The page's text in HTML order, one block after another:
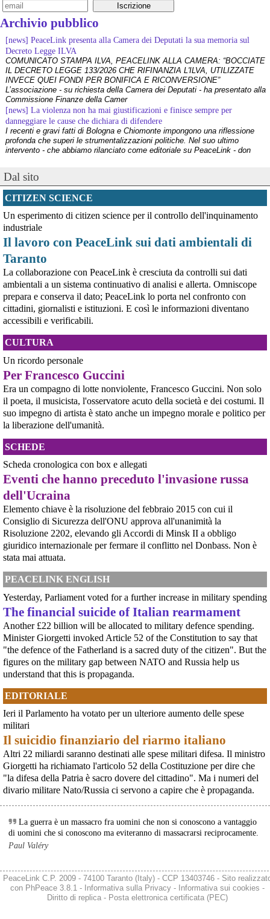
Archivio pubblico
[news] PeaceLink presenta alla Camera dei Deputati la sua memoria sul
Decreto Legge ILVA
COMUNICATO STAMPA ILVA, PEACELINK ALLA CAMERA: “BOCCIATE
IL DECRETO LEGGE 133/2026 CHE RIFINANZIA L'ILVA, UTILIZZATE
INVECE QUEI FONDI PER BONIFICA E RICONVERSIONE”
L’associazione - su richiesta della Camera dei Deputati - ha presentato alla
Commissione Finanze della Camer
[news] La violenza non ha mai giustificazioni e finisce sempre per
danneggiare le cause che dichiara di difendere
I recenti e gravi fatti di Bologna e Chiomonte impongono una riflessione
profonda che superi le strumentalizzazioni politiche. Nel suo ultimo
intervento - che abbiamo rilanciato come editoriale su PeaceLink - don
PeaceLink: “Una vittoria storica dei cittadini, ora la salute viene prima”
L’associazione PeaceLink esprime il proprio pieno sostegno e la più sentita
gratitudine al gruppo di cittadini e all'associazione Genitori Tarantini che
[news] Victor Jara, catturato l’ultimo dei suoi aguzzini
Víctor Jara, il cantautore dei poveri che sfidò la dittatura cilena con la sua
chitarra A cinquant'anni dal golpe che insanguinò il Cile, la storia di Víctor
Jara continua a risuonare come un inno alla dignità e alla resistenza. La
sua voce, spezzata dalle mani dei carn
[news] La "Breve storia del pacifismo italiano" è stata arricchita con undici
schede introduttive storico-culturali dei vari periodi, dal primo Novecento a
Siamo felici di annunciarvi un aggiornamento per la nostra "Breve storia del
pacifismo italiano". Il percorso di ricerca e divulgazione si arricchisce oggi
di un nuovo strumento: abbiamo integrato nel testo undici schede
[news] Ucraina, minacce alla redazione di Babel che ha indagato sulle torture
nel Reggimento Skelya
La giornalista Kateryna Lykhohliad, la direttrice Kateryna Kobernyk e l'intera
redazione di Babel hanno ricevuto gravi minacce dirette a seguito della
pubblicazione dell'inchiesta shock sul 425º Reggimento d'Assalto "Skelya".
https://babel.ua/en/texts/127938-the-skelya-assault-re
[News] Violenza sessuale in Sudan per traumatizzare la popolazione civile: il
rapporto pubblicato oggi dall'ONU
Rapporto ONU documenta l'uso diffuso e brutale della violenza sessuale in
delle Nazioni Unite pubblicato martedì mette a nudo la brutalità e l'entità
della violenza sessuale legata al confl
[News] Accordo di cooperazione militare fra l'Italia e gli Emirati Arabi
Uniti. Ecco i nomi dei senatori che non hanno citato il genocidio del Sudan,
in cui sono coinvolti gli Emirati Arabi Uniti
E' stato approvato - prima con il voto della Camera e poi con quello del
Senato - l'accordo di cooperazione militare fra l'Italia e gli Emirati Arabi
Uniti, il cui coinvolgimento nel genocidio del Sudan è oggetto di indagine da
parte dell'ONU (vedere appendice).Ciò che emer
[News] Caccia di sesta generazione GCAP, c'è una finestra di opportunità per
fermarlo
Ecco le scadenze e i punti deboli del programma militare GCAPA pochi
giorni da una scadenza cruciale per il programma GCAP (Global Combat Air
Programme), il costosissimo caccia di sesta generazione promosso da
Italia, Regno Unito e Giappone, si apre una finestra di opportunità per il
movimento
[News] Armi nucleari ad Aviano, cosa ha deciso oggi il GIP
Il Giudice per le Indagini Preliminari del Tribunale di Pordenone ha deciso di
riservarsi sulla richiesta di opposizione all’archiviazione presentata da un
gruppo di cittadini e associazioni riguardo alla presenza di armi nucleari
statunitensi nella base USAF di Aviano. L’attesa decisi
[News] Parte in Finlandia la manifestazione contro il riarmo europeo
Helsinki, mobilitazione contro il riarmo europeo: “Welfare, not warfare”Anche
in Finlandia, oggi 14 giugno 2026, cittadini e organizzazioni pacifiste stanno
scendendo in piazza contro il riarmo, in collegamento con le proteste in
tutta Europa (Madrid, Bruxelles e altre città)
[News] Oggi in Spagna mobilitazione contro il riarmo, in questi minuti sta
per partire a Bruxelles la marcia pacifista europea di No Rearm Europe
Oggi in Spagna mobilitazione contro il riarmo e il militarismoSi è svolta
Internazionalista di Madrid con il titolo "Contro il riarmo e la guerra
imperialista". I partecipanti si sono radunati in Plaza de Atoc
[news] La strage di Bologna, i suoi mandati e la cerniera con la NATO
A quarantasei anni dalla strage che il 2 agosto 1980 insanguinò la stazione
di Bologna, PeaceLink torna a ricordare le 85 vittime e gli oltre 200 feriti di
quel sabato mattina. Lo fa con un nuovo editoriale dal titolo "Strage di
Dal sito
CITIZEN SCIENCE
Un esperimento di citizen science per il controllo dell'inquinamento
industriale
Il lavoro con PeaceLink sui dati ambientali di
Taranto
La collaborazione con PeaceLink è cresciuta da controlli sui dati
ambientali a un sistema continuativo di analisi e allerta. Omniscope
prepara e conserva il dato; PeaceLink lo porta nel confronto con
cittadini, giornalisti e istituzioni. E così le informazioni diventano
accessibili e verificabili.
CULTURA
Un ricordo personale
Per Francesco Guccini
Era un compagno di lotte nonviolente, Francesco Guccini. Non solo
il poeta, il musicista, l'osservatore acuto della società e dei costumi. Il
suo impegno di artista è stato anche un impegno morale e politico per
la liberazione dell'umanità.
SCHEDE
Scheda cronologica con box e allegati
Eventi che hanno preceduto l'invasione russa
dell'Ucraina
Elemento chiave è la risoluzione del febbraio 2015 con cui il
Consiglio di Sicurezza dell'ONU approva all'unanimità la
Risoluzione 2202, elevando gli Accordi di Minsk II a obbligo
giuridico internazionale per fermare il conflitto nel Donbass. Non è
stata mai attuata.
PEACELINK ENGLISH
Yesterday, Parliament voted for a further increase in military spending
The financial suicide of Italian rearmament
Another £22 billion will be allocated to military defence spending.
Minister Giorgetti invoked Article 52 of the Constitution to say that
"the defence of the Fatherland is a sacred duty of the citizen". But the
figures on the military gap between NATO and Russia help us
understand that this is propaganda.
EDITORIALE
Ieri il Parlamento ha votato per un ulteriore aumento delle spese
militari
Il suicidio finanziario del riarmo italiano
Altri 22 miliardi saranno destinati alle spese militari difesa. Il ministro
Giorgetti ha richiamato l'articolo 52 della Costituzione per dire che
"la difesa della Patria è sacro dovere del cittadino". Ma i numeri del
divario militare Nato/Russia ci servono a capire che è propaganda.
La guerra è un massacro fra uomini che non si conoscono a vantaggio
di uomini che si conoscono ma eviteranno di massacrarsi reciprocamente.
Paul Valéry
PeaceLink C.P. 2009 - 74100 Taranto (Italy) - CCP 13403746 - Sito
con PhPeace 3.8.1- Informativa sulla Privacy- Informativa sui cookies -
Diritto di replica- Posta elettronica certificata (PEC)